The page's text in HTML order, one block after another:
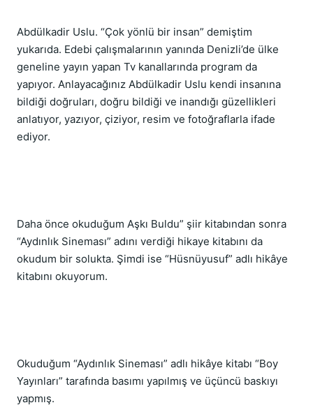
Abdülkadir Uslu. “Çok yönlü bir insan” demiştim
yukarıda. Edebi çalışmalarının yanında Denizli’de ülke
geneline yayın yapan Tv kanallarında program da
yapıyor. Anlayacağınız Abdülkadir Uslu kendi insanına
bildiği doğruları, doğru bildiği ve inandığı güzellikleri
anlatıyor, yazıyor, çiziyor, resim ve fotoğraflarla ifade
ediyor.
Daha önce okuduğum Aşkı Buldu” şiir kitabından sonra
“Aydınlık Sineması” adını verdiği hikaye kitabını da
okudum bir solukta. Şimdi ise “Hüsnüyusuf” adlı hikâye
kitabını okuyorum.
Okuduğum “Aydınlık Sineması” adlı hikâye kitabı “Boy
Yayınları” tarafında basımı yapılmış ve üçüncü baskıyı
yapmış.